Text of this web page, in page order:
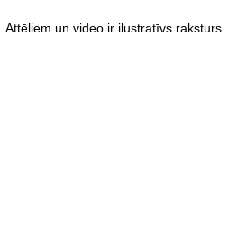
Attēliem un video ir ilustratīvs raksturs.